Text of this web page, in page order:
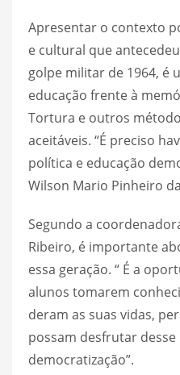
Apresentar o contexto
e cultural que
golpe militar de 1964, é
educação frente à
Tortura e outros
aceitáveis. “É preciso
política e educação
Wilson Mario Pinheiro
Segundo a
Ribeiro, é importante
essa geração. “ É a
alunos tomarem
deram as suas vidas,
possam desfrutar
democratização”.